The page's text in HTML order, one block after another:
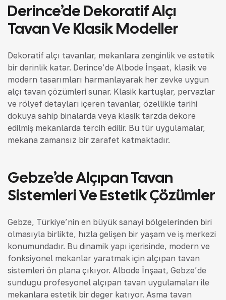
Derince’de Dekoratif Alçı
Tavan Ve Klasik Modeller
Dekoratif alçı tavanlar, mekanlara zenginlik ve estetik
bir derinlik katar. Derince’de Albode İnşaat, klasik ve
modern tasarımları harmanlayarak her zevke uygun
alçı tavan çözümleri sunar. Klasik kartuşlar, pervazlar
ve rölyef detayları içeren tavanlar, özellikle tarihi
dokuya sahip binalarda veya klasik tarzda dekore
edilmiş mekanlarda tercih edilir. Bu tür uygulamalar,
mekana zamansız bir zarafet katmaktadır.
Gebze’de Alçıpan Tavan
Sistemleri Ve Estetik Çözümler
Gebze, Türkiye’nin en büyük sanayi bölgelerinden biri
olmasıyla birlikte, hızla gelişen bir yaşam ve iş merkezi
konumundadır. Bu dinamik yapı içerisinde, modern ve
fonksiyonel mekanlar yaratmak için alçıpan tavan
sistemleri ön plana çıkıyor. Albode İnşaat, Gebze’de
sunduğu profesyonel alçıpan tavan uygulamaları ile
mekanlara estetik bir değer katıyor. Asma tavan